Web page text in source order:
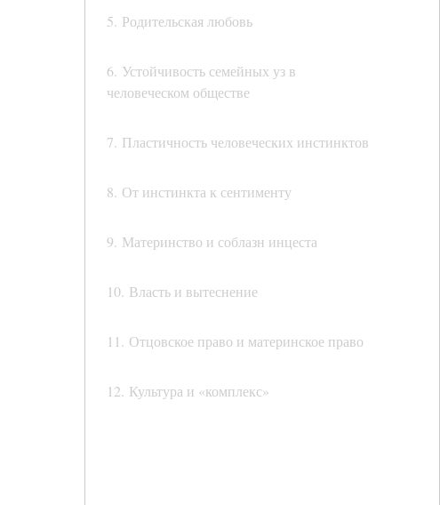
5. Родительская любовь
6. Устойчивость семейных уз в
человеческом обществе
7. Пластичность человеческих инстинктов
8. От инстинкта к сентименту
9. Материнство и соблазн инцеста
10. Власть и вытеснение
11. Отцовское право и материнское право
12. Культура и «комплекс»